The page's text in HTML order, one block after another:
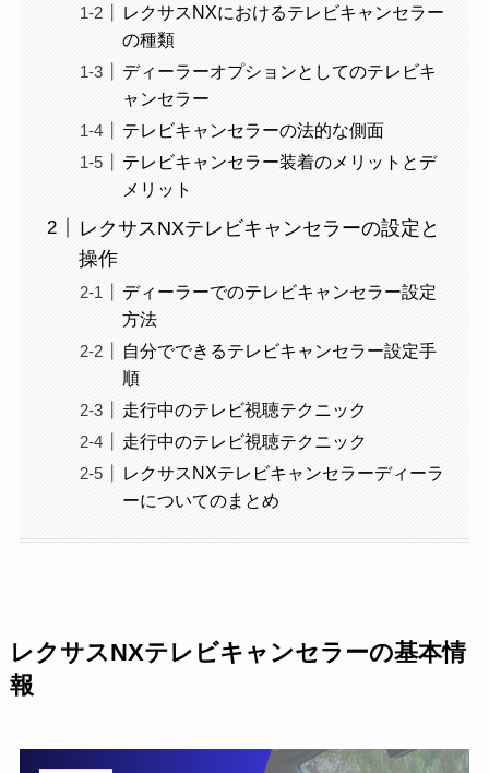
レクサスNXにおけるテレビキャンセラー
の種類
ディーラーオプションとしてのテレビキ
ャンセラー
テレビキャンセラーの法的な側面
テレビキャンセラー装着のメリットとデ
メリット
レクサスNXテレビキャンセラーの設定と
操作
ディーラーでのテレビキャンセラー設定
方法
自分でできるテレビキャンセラー設定手
順
走行中のテレビ視聴テクニック
走行中のテレビ視聴テクニック
レクサスNXテレビキャンセラーディーラ
ーについてのまとめ
レクサスNXテレビキャンセラーの基本情
報